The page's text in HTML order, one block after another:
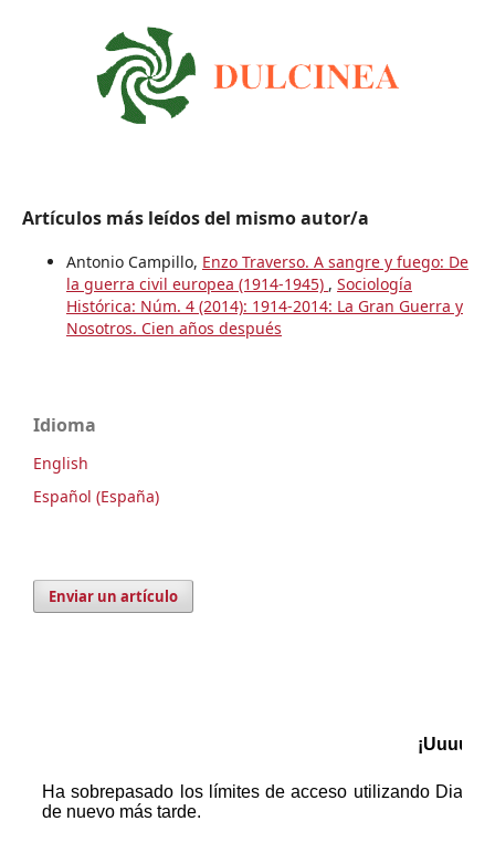
Artículos más leídos del mismo autor/a
Antonio Campillo, Enzo Traverso. A sangre y fuego: De
la guerra civil europea (1914-1945) , Sociología
Histórica: Núm. 4 (2014): 1914-2014: La Gran Guerra y
Nosotros. Cien años después
Idioma
English
Español (España)
Enviar un artículo